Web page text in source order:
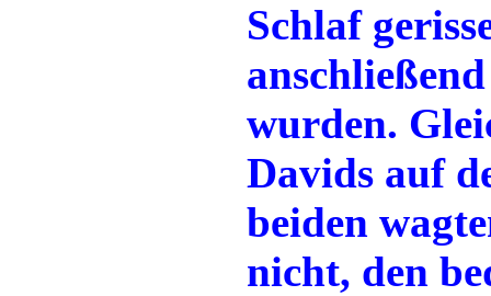
Schlaf
wurden.
Davids auf
beiden
nicht, den